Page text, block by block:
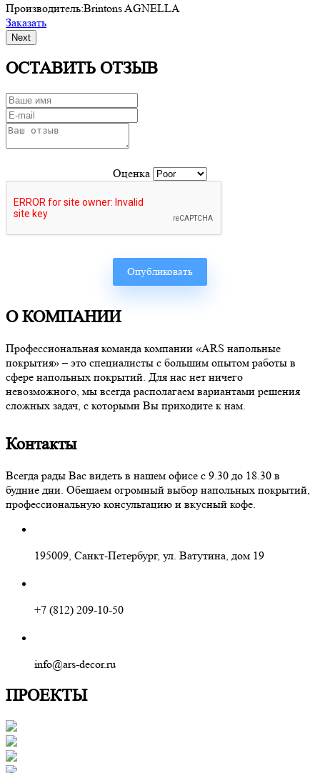
Производитель:Brintons AGNELLA
Заказать
Next
ОСТАВИТЬ ОТЗЫВ
Оценка
О КОМПАНИИ
Профессиональная команда компании «ARS напольные
покрытия» – это специалисты с большим опытом работы в
сфере напольных покрытий. Для нас нет ничего
невозможного, мы всегда располагаем вариантами решения
сложных задач, с которыми Вы приходите к нам.
Контакты
Всегда рады Вас видеть в нашем офисе с 9.30 до 18.30 в
будние дни. Обещаем огромный выбор напольных покрытий,
профессиональную консультацию и вкусный кофе.
195009, Санкт-Петербург, ул. Ватутина, дом 19
+7 (812) 209-10-50
info@ars-decor.ru
ПРОЕКТЫ